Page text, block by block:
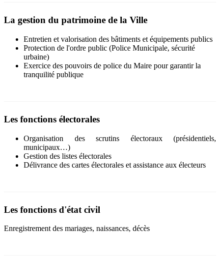
La gestion du patrimoine de la Ville
Entretien et valorisation des bâtiments et équipements publics
Protection de l'ordre public (Police Municipale, sécurité
urbaine)
Exercice des pouvoirs de police du Maire pour garantir la
tranquilité publique
Les fonctions électorales
Organisation des scrutins électoraux (présidentiels,
municipaux…)
Gestion des listes électorales
Délivrance des cartes électorales et assistance aux électeurs
Les fonctions d'état civil
Enregistrement des mariages, naissances, décès